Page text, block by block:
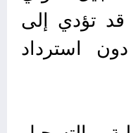
قد تؤدي إلى
استرداد